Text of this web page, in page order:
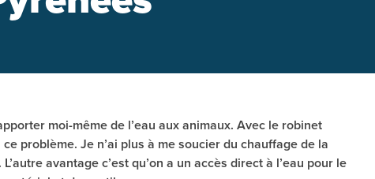
moi-même de l’eau aux animaux. Avec le robinet
problème. Je n’ai plus à me soucier du chauffage de la
avantage c’est qu’on a un accès direct à l’eau pour le